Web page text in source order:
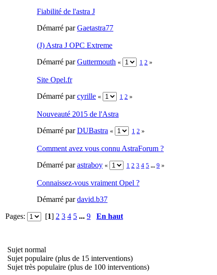
Fiabilité de l'astra J
Démarré parGaetastra77
(J) Astra J OPC Extreme
Démarré parGuttermouth « 1 2 »
Site Opel.fr
Démarré parcyrille « 1 2 »
Nouveauté 2015 de l'Astra
Démarré parDUBastra « 1 2 »
Comment avez vous connu AstraForum ?
Démarré parastraboy « 1 2 3 4 5 ... 9 »
Connaissez-vous vraiment Opel ?
Démarré pardavid.b37
Pages:
[1] 2 3 4 5 ... 9 En haut
Sujet normal
Sujet populaire (plus de 15 interventions)
Sujet très populaire (plus de 100 interventions)